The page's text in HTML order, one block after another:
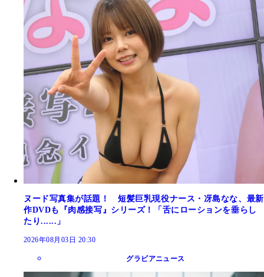
ヌード写真集が話題！ 短髪巨乳現役ナース・冴島なな、最新
作DVDも『肉感接写』シリーズ！「舌にローションを垂らし
たり......」
2026年08月03日 20:30
グラビアニュース